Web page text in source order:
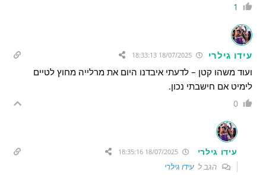
1
עידו גילרי 18/07/2025 18:33:13
ועוד משהו קטן – לדעתי איבדנו היום את מרלייה מחוץ לטיים
לימיט אם חישבתי נכון.
0
עידו גילרי 18/07/2025 18:35:16
הגב לעידו גילרי